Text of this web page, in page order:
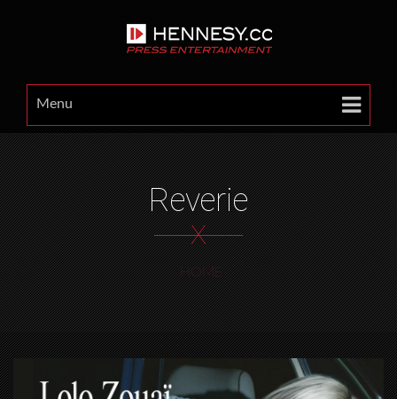
Menu
Reverie
X
HOME